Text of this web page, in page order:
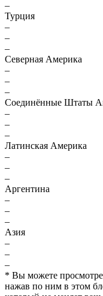
–
Турция
–
–
–
Северная Америка
–
–
–
Соединённые Штаты
–
–
–
Латинская Америка
–
–
–
Аргентина
–
–
–
Азия
–
–
–
* Вы можете
нажав по ним в этом